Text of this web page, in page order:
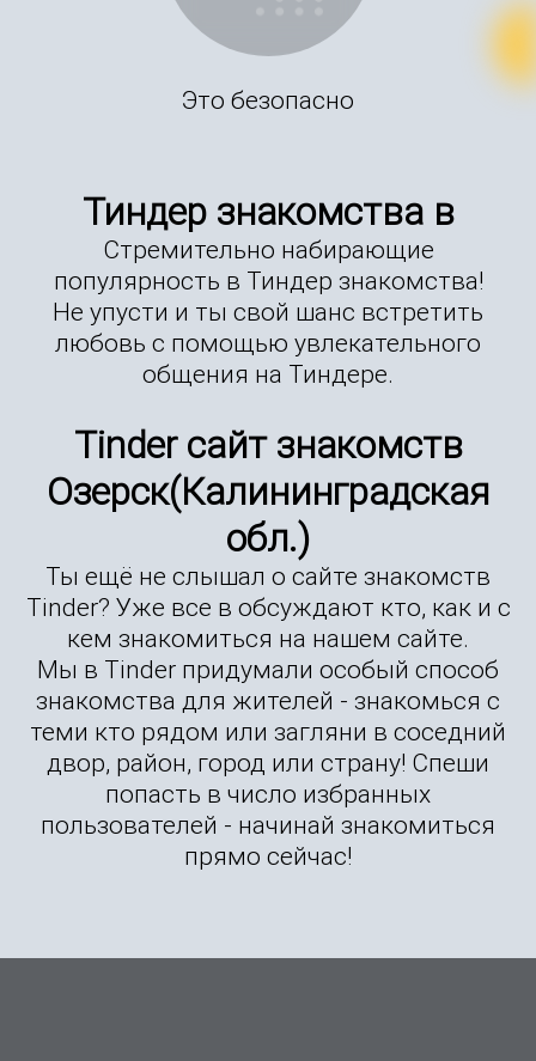
Это безопасно
Тиндер знакомства в
Стремительно набирающие
популярность в Тиндер знакомства!
Не упусти и ты свой шанс встретить
любовь с помощью увлекательного
общения на Тиндере.
Tinder сайт знакомств
Озерск(Калининградская
обл.)
Ты ещё не слышал о сайте знакомств
Tinder? Уже все в обсуждают кто, как и с
кем знакомиться на нашем сайте.
Мы в Tinder придумали особый способ
знакомства для жителей - знакомься с
теми кто рядом или загляни в соседний
двор, район, город или страну! Спеши
попасть в число избранных
пользователей - начинай знакомиться
прямо сейчас!